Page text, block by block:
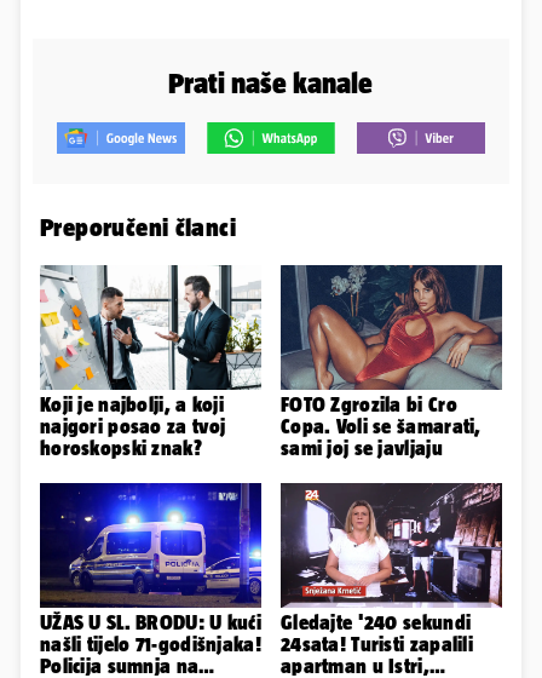
Prati naše kanale
Preporučeni članci
Koji je najbolji, a koji
najgori posao za tvoj
horoskopski znak?
FOTO Zgrozila bi Cro
Copa. Voli se šamarati,
sami joj se javljaju
UŽAS U SL. BRODU: U kući
našli tijelo 71-godišnjaka!
Policija sumnja na
Gledajte '240 sekundi
24sata! Turisti zapalili
apartman u Istri,